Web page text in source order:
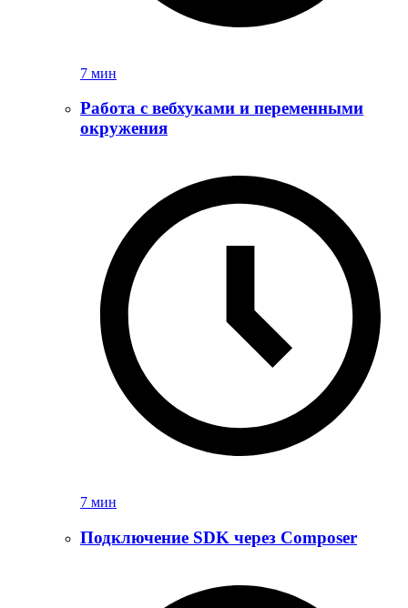
7 мин
Работа с вебхуками и переменными
окружения
7 мин
Подключение SDK через Composer